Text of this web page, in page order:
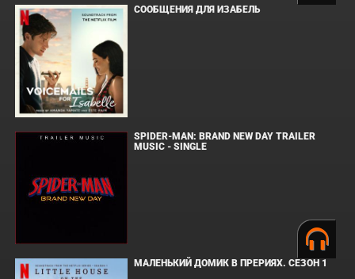
СООБЩЕНИЯ ДЛЯ ИЗАБЕЛЬ
SPIDER-MAN: BRAND NEW DAY TRAILER
MUSIC - SINGLE
МАЛЕНЬКИЙ ДОМИК В ПРЕРИЯХ. СЕЗОН 1